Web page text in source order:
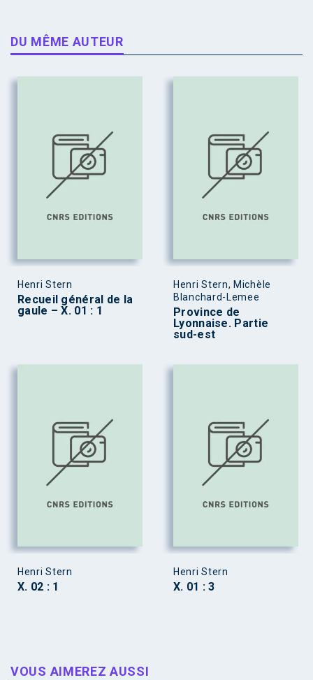
DU MÊME AUTEUR
Henri Stern
Recueil général de la
gaule – X. 01 : 1
Henri Stern, Michèle
Blanchard-Lemee
Province de
Lyonnaise. Partie
sud-est
Henri Stern
X. 02 : 1
Henri Stern
X. 01 : 3
VOUS AIMEREZ AUSSI